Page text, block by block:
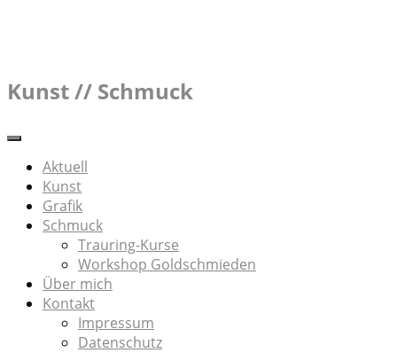
Kunst // Schmuck
Aktuell
Kunst
Grafik
Schmuck
Trauring-Kurse
Workshop Goldschmieden
Über mich
Kontakt
Impressum
Datenschutz